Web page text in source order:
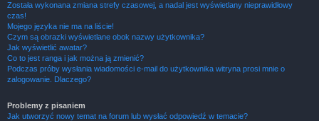
Została wykonana zmiana strefy czasowej, a nadal jest wyświetlany nieprawidłowy
czas!
Mojego języka nie ma na liście!
Czym są obrazki wyświetlane obok nazwy użytkownika?
Jak wyświetlić awatar?
Co to jest ranga i jak można ją zmienić?
Podczas próby wysłania wiadomości e-mail do użytkownika witryna prosi mnie o
zalogowanie. Dlaczego?
Problemy z pisaniem
Jak utworzyć nowy temat na forum lub wysłać odpowiedź w temacie?